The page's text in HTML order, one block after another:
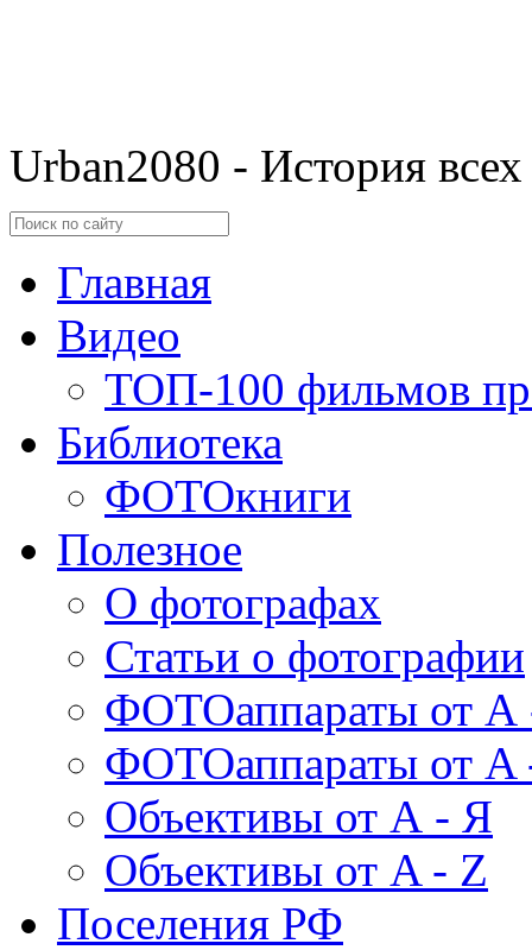
Urban2080 - История
Главная
Видео
ТОП-100 фильмов
Библиотека
ФОТОкниги
Полезное
О фотографах
Статьи о фотографии
ФОТОаппараты от А
ФОТОаппараты от A
Объективы от А - Я
Объективы от A - Z
Поселения РФ